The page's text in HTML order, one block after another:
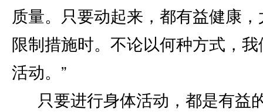
质量。只要动起来，都有益健康
限制措施时。不论以何种方式，
活动。”
只要进行身体活动，都是有益